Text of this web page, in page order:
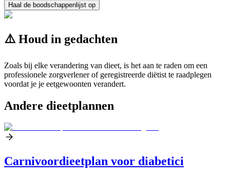
Haal de boodschappenlijst op
⚠️ Houd in gedachten
Zoals bij elke verandering van dieet, is het aan te raden om een
professionele zorgverlener of geregistreerde diëtist te raadplegen
voordat je je eetgewoonten verandert.
Andere dieetplannen
Carnivoordieetplan voor diabetici